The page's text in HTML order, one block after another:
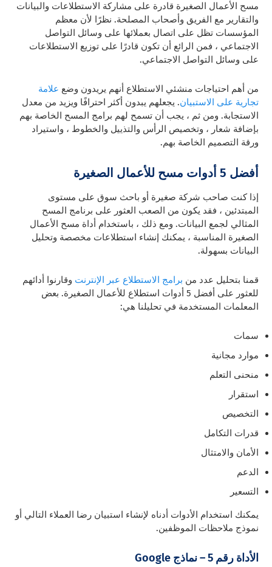
مسح الأعمال الصغيرة قادرة على مشاركة الاستطلاعات والبيانات
والتقارير مع الفريق وأصحاب المصلحة. نظرًا لأن معظم
المؤسسات تظل على اتصال بعملائها على وسائل التواصل
الاجتماعي ، فمن الرائع أن تكون قادرًا على توزيع الاستطلاعات
على وسائل التواصل الاجتماعي.
من أهم احتياجات منشئي الاستطلاع أنهم يريدون وضع علامة
تجارية على الاستبيان. يجعلهم يبدون أكثر احترافًا ويزيد من معدل
الاستجابة. ومن ثم ، يجب أن تسمح لهم برامج المسح الخاصة بهم
بإضافة شعار ، وتخصيص الرأس والتذييل والخطوط ، واستيراد
ورقة التصميم الخاصة بهم.
أفضل 5 أدوات مسح للأعمال الصغيرة
إذا كنت صاحب شركة صغيرة أو باحث سوق على مستوى
المبتدئين ، فقد يكون من الصعب العثور على برنامج المسح
المثالي لجمع البيانات. ومع ذلك ، باستخدام أداة مسح الأعمال
الصغيرة المناسبة ، يمكنك إنشاء استطلاعات مخصصة وتحليل
البيانات بسهولة.
قمنا بتحليل عدد من برامج الاستطلاع عبر الإنترنت وقارنوا أدائهم
للعثور على أفضل 5 أدوات استطلاع للأعمال الصغيرة. بعض
المعلمات المستخدمة في تحليلنا هي:
سمات
موارد مجانية
منحنى التعلم
استقرار
التخصيص
قدرات التكامل
الأمان والامتثال
الدعم
التسعير
يمكنك استخدام الأدوات أدناه لإنشاء استبيان رضا العملاء التالي أو
نموذج ملاحظات الموظفين.
الأداة رقم 5 – نماذج Google